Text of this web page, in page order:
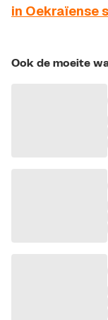
in Oekraïense
Ook de moeite